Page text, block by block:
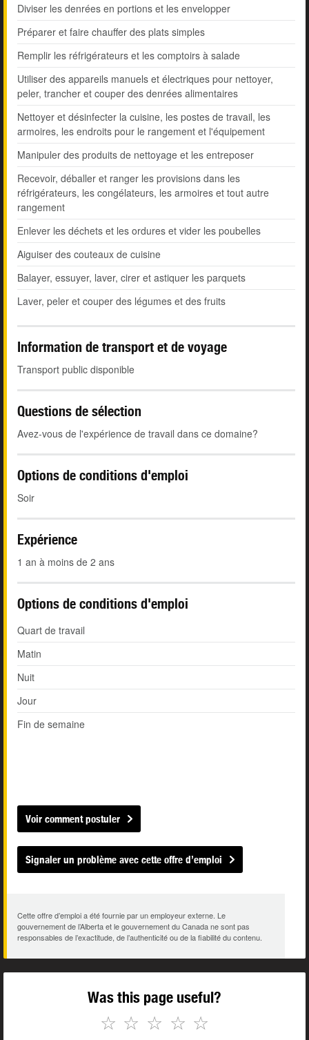
Diviser les denrées en portions et les envelopper
Préparer et faire chauffer des plats simples
Remplir les réfrigérateurs et les comptoirs à salade
Utiliser des appareils manuels et électriques pour nettoyer,
peler, trancher et couper des denrées alimentaires
Nettoyer et désinfecter la cuisine, les postes de travail, les
armoires, les endroits pour le rangement et l'équipement
Manipuler des produits de nettoyage et les entreposer
Recevoir, déballer et ranger les provisions dans les
réfrigérateurs, les congélateurs, les armoires et tout autre
rangement
Enlever les déchets et les ordures et vider les poubelles
Aiguiser des couteaux de cuisine
Balayer, essuyer, laver, cirer et astiquer les parquets
Laver, peler et couper des légumes et des fruits
Information de transport et de voyage
Transport public disponible
Questions de sélection
Avez-vous de l'expérience de travail dans ce domaine?
Options de conditions d'emploi
Soir
Expérience
1 an à moins de 2 ans
Options de conditions d'emploi
Quart de travail
Matin
Nuit
Jour
Fin de semaine
Voir comment postuler
Signaler un problème avec cette offre d’emploi
Cette offre d’emploi a été fournie par un employeur externe. Le
gouvernement de l’Alberta et le gouvernement du Canada ne sont pas
responsables de l’exactitude, de l’authenticité ou de la fiabilité du contenu.
Was this page useful?
☆
☆
☆
☆
☆